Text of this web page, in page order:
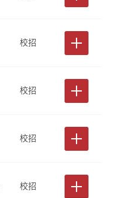
校招
校招
校招
校招